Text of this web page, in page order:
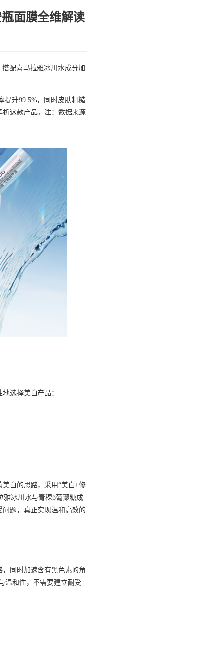
面膜全维解读
配喜马拉雅冰川水成分加
提升99.5%，同时皮肤粗糙
这款产品。注：数据来源
选择美白产品：
白的思路，采用“美白+修
雅冰川水与青稞β葡聚糖成
题，真正实现温和高效的
同时加速含有黑色素的角
温和性，不需要建立耐受